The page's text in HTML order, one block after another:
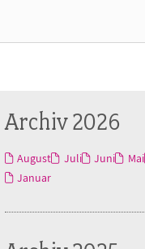
Archiv 2026
August Juli Juni Mai
Januar